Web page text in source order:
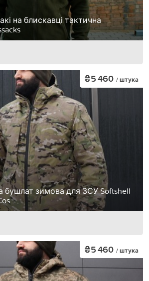
на блискавці тактична
бушлат зимова для ЗСУ Softshell
₴5 460 / штука
₴5 460 / штука